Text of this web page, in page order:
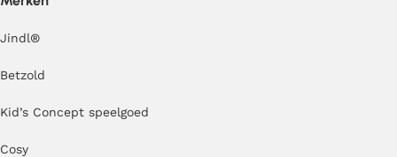
Jindl®
Betzold
Kid’s Concept speelgoed
Cosy